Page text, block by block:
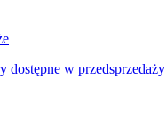
dostępne w przedsprzedaży